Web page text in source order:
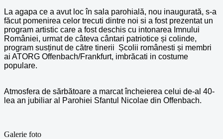
La agapa ce a avut loc în sala parohială, nou inaugurată, s-a
făcut pomenirea celor trecuti dintre noi si a fost prezentat un
program artistic care a fost deschis cu intonarea Imnului
României, urmat de câteva cântari patriotice și colinde,
program susținut de către tinerii Școlii românesti și membri
ai ATORG Offenbach/Frankfurt, imbrăcati in costume
populare.
Atmosfera de sărbătoare a marcat încheierea celui de-al 40-
lea an jubiliar al Parohiei Sfantul Nicolae din Offenbach.
Galerie foto